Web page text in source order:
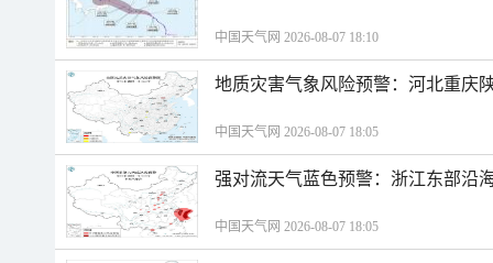
中国天气网 2026-08-07 18:10
地质灾害气象风险预警：河北重庆
中国天气网 2026-08-07 18:05
强对流天气蓝色预警：浙江东部沿
中国天气网 2026-08-07 18:05